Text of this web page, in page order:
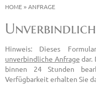
HOME»ANFRAGE
Hinweis: Dieses
unverbindliche Anfrage dar.
binnen 24 Stunden
Verfügbarkeit erhalten Sie